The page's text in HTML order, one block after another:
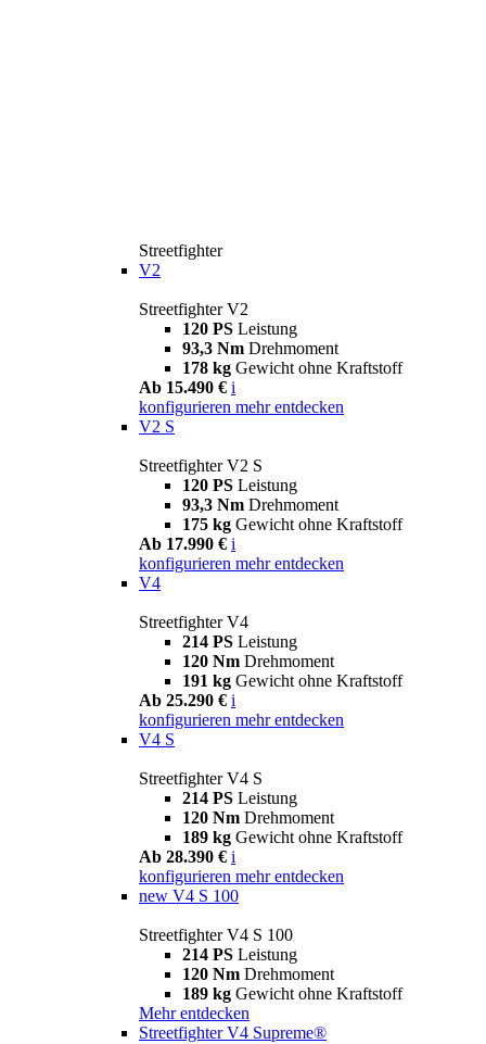
Streetfighter
V2
Streetfighter V2
120 PS Leistung
93,3 Nm Drehmoment
178 kg Gewicht ohne Kraftstoff
Ab 15.490 € i
konfigurieren mehr entdecken
V2 S
Streetfighter V2 S
120 PS Leistung
93,3 Nm Drehmoment
175 kg Gewicht ohne Kraftstoff
Ab 17.990 € i
konfigurieren mehr entdecken
V4
Streetfighter V4
214 PS Leistung
120 Nm Drehmoment
191 kg Gewicht ohne Kraftstoff
Ab 25.290 € i
konfigurieren mehr entdecken
V4 S
Streetfighter V4 S
214 PS Leistung
120 Nm Drehmoment
189 kg Gewicht ohne Kraftstoff
Ab 28.390 € i
konfigurieren mehr entdecken
new V4 S 100
Streetfighter V4 S 100
214 PS Leistung
120 Nm Drehmoment
189 kg Gewicht ohne Kraftstoff
Mehr entdecken
Streetfighter V4 Supreme®